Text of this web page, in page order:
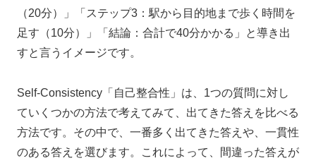
（20分）」「ステップ3：駅から目的地まで歩く時間を
足す（10分）」「結論：合計で40分かかる」と導き出
すと言うイメージです。
Self-Consistency「自己整合性」は、1つの質問に対し
ていくつかの方法で考えてみて、出てきた答えを比べる
方法です。その中で、一番多く出てきた答えや、一貫性
のある答えを選びます。これによって、間違った答えが